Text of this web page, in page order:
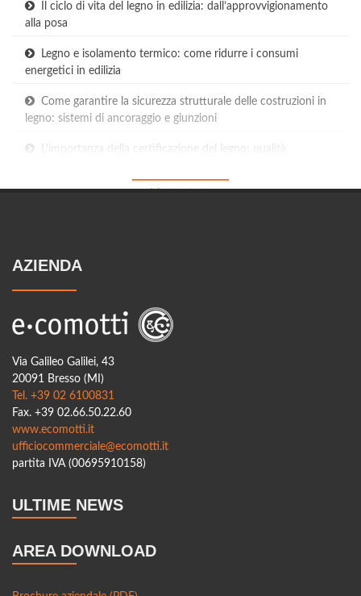
Il ciclo di vita del legno in edilizia: dall’approvvigionamento
alla posa
Legno e isolamento termico: come ridurre i consumi
energetici in edilizia
Come garantire la sicurezza strutturale delle costruzioni in
legno: sistemi di ancoraggio e giunzioni
L'importanza della certificazione del legno: qualità,
soluzione innovativa
Il futuro della bioedilizia: come il legno sta rivoluzionando il
settore delle costruzioni
Spazi urbani e legno: come le città stanno integrando
materiali naturali
La decarbonizzazione dell’edilizia: come il legno riduce le
L’edilizia 4.0: l’integrazione delle nuove tecnologie nelle
costruzioni in legno
Innovazioni nei pannelli in legno per l’edilizia: prestazioni e
Soluzioni ibride: combinare il legno con acciaio e cemento
AZIENDA
Via Galileo Galilei, 43
20091 Bresso (MI)
Tel. +39 02 6100831
Fax. +39 02.66.50.22.60
www.ecomotti.it
ufficiocommerciale@ecomotti.it
partita IVA (00695910158)
ULTIME NEWS
AREA DOWNLOAD